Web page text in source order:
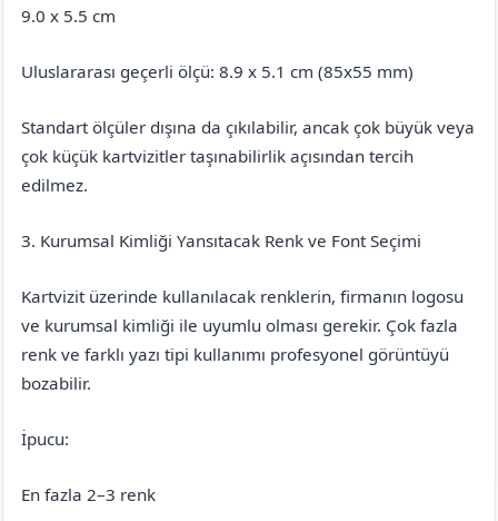
9.0 x 5.5 cm
Uluslararası geçerli ölçü: 8.9 x 5.1 cm (85x55 mm)
Standart ölçüler dışına da çıkılabilir, ancak çok büyük veya
çok küçük kartvizitler taşınabilirlik açısından tercih
edilmez.
3. Kurumsal Kimliği Yansıtacak Renk ve Font Seçimi
Kartvizit üzerinde kullanılacak renklerin, firmanın logosu
ve kurumsal kimliği ile uyumlu olması gerekir. Çok fazla
renk ve farklı yazı tipi kullanımı profesyonel görüntüyü
bozabilir.
İpucu:
En fazla 2–3 renk